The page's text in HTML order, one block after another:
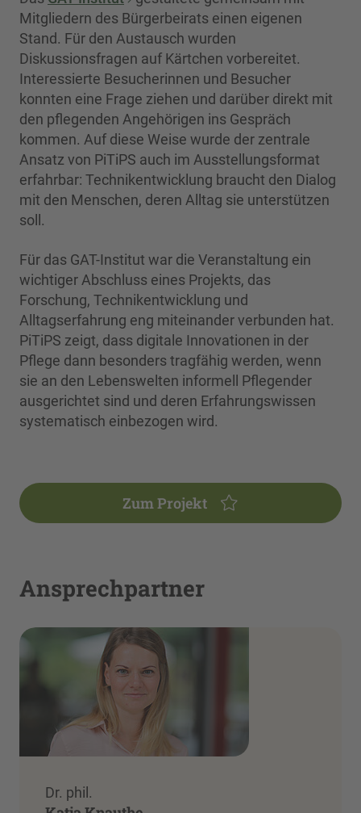
Mitgliedern des Bürgerbeirats einen eigenen
Stand. Für den Austausch wurden
Diskussionsfragen auf Kärtchen vorbereitet.
Interessierte Besucherinnen und Besucher
konnten eine Frage ziehen und darüber direkt mit
den pflegenden Angehörigen ins Gespräch
kommen. Auf diese Weise wurde der zentrale
Ansatz von PiTiPS auch im Ausstellungsformat
erfahrbar: Technikentwicklung braucht den Dialog
mit den Menschen, deren Alltag sie unterstützen
soll.
Für das GAT-Institut war die Veranstaltung ein
wichtiger Abschluss eines Projekts, das
Forschung, Technikentwicklung und
Alltagserfahrung eng miteinander verbunden hat.
PiTiPS zeigt, dass digitale Innovationen in der
Pflege dann besonders tragfähig werden, wenn
sie an den Lebenswelten informell Pflegender
ausgerichtet sind und deren Erfahrungswissen
systematisch einbezogen wird.
Zum Projekt
Ansprechpartner
Dr. phil.